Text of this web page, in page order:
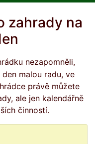
zahrady na
malou radu, ve
právě můžete
ale jen kalendářně
činností.